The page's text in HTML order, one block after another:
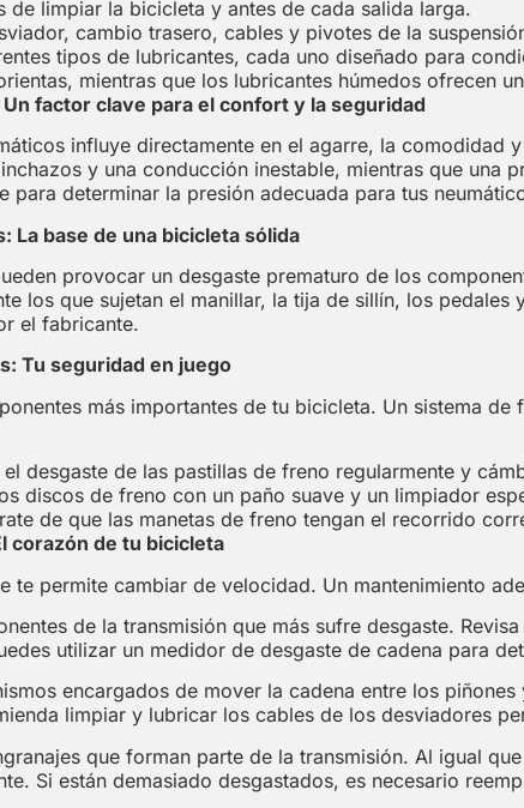
de limpiar la bicicleta y antes de cada salida larga.
cambio trasero, cables y pivotes de la
tipos de lubricantes, cada uno diseñado para
mientras que los lubricantes húmedos ofrecen
factor clave para el confort y la seguridad
influye directamente en el agarre, la comodidad
y una conducción inestable, mientras que una
para determinar la presión adecuada para tus
La base de una bicicleta sólida
provocar un desgaste prematuro de los
los que sujetan el manillar, la tija de sillín, los
el fabricante.
Tu seguridad en juego
más importantes de tu bicicleta. Un sistema
el desgaste de las pastillas de freno regularmente y
discos de freno con un paño suave y un limpiador
de que las manetas de freno tengan el recorrido
corazón de tu bicicleta
te permite cambiar de velocidad. Un mantenimiento
de la transmisión que más sufre desgaste.
utilizar un medidor de desgaste de cadena para
encargados de mover la cadena entre los
limpiar y lubricar los cables de los desviadores
que forman parte de la transmisión. Al igual
Si están demasiado desgastados, es necesario